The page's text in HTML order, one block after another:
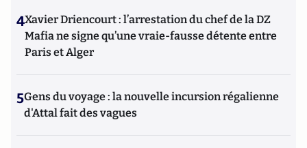
4Xavier Driencourt : l’arrestation du chef de la DZ
Mafia ne signe qu’une vraie-fausse détente entre
Paris et Alger
5Gens du voyage : la nouvelle incursion régalienne
d'Attal fait des vagues